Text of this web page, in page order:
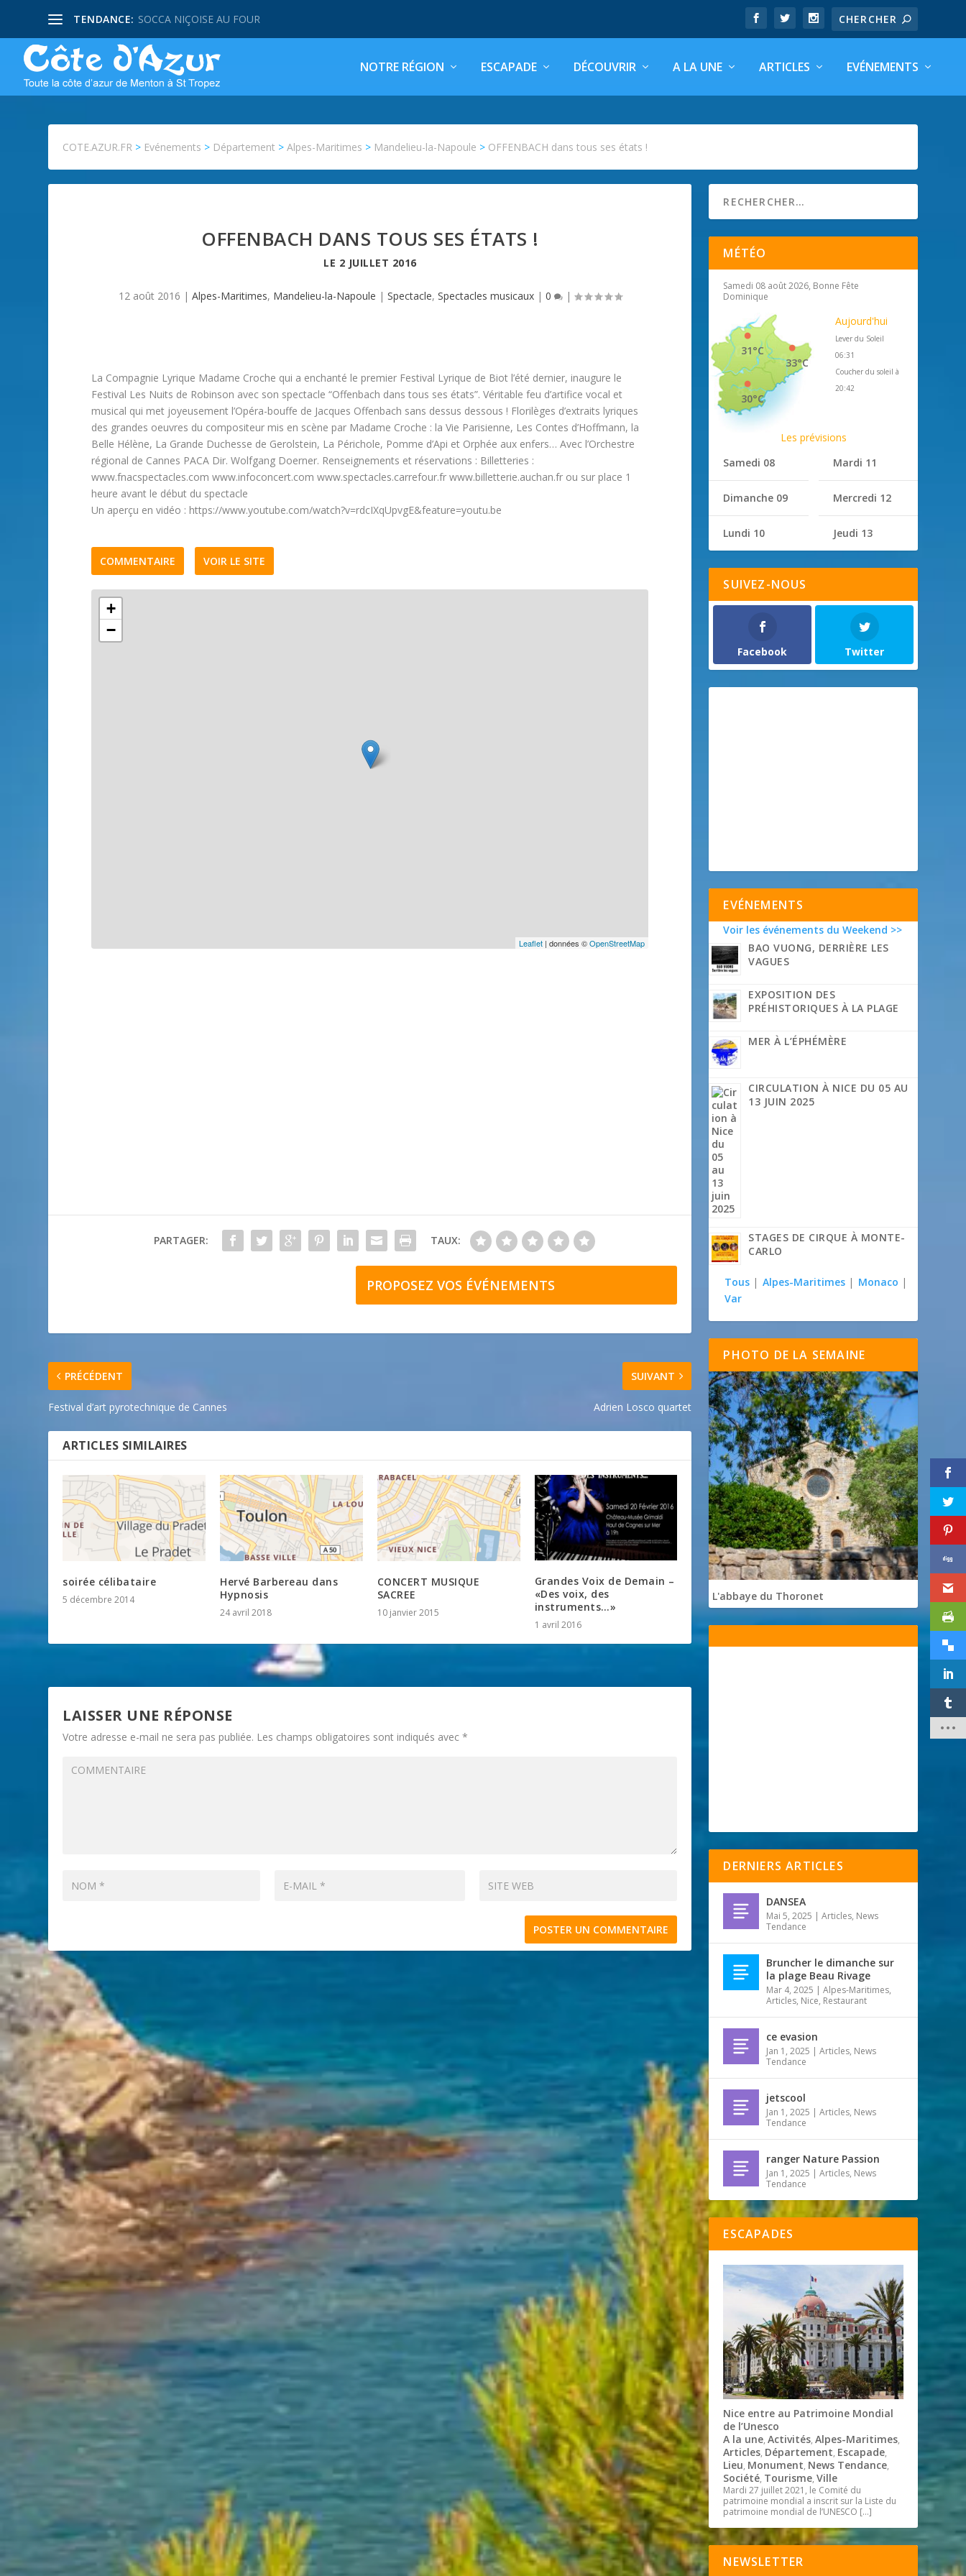
TENDANCE: SOCCA NIÇOISE AU FOUR
NOTRE RÉGION ESCAPADE DÉCOUVRIR A LA UNE ARTICLES EVÉNEMENTS
COTE.AZUR.FR > Evénements > Département >Alpes-Maritimes > Mandelieu-la-Napoule > OFFENBACH dans tous ses états !
OFFENBACH DANS TOUS SES ÉTATS !
LE 2 JUILLET 2016
12 août 2016 | Alpes-Maritimes, Mandelieu-la-Napoule | Spectacle, Spectacles musicaux| 0 |
La Compagnie Lyrique Madame Croche qui a enchanté le premier Festival Lyrique de Biot l’été dernier, inaugure le
Festival Les Nuits de Robinson avec son spectacle “Offenbach dans tous ses états”. Véritable feu d’artifice vocal et
musical qui met joyeusement l’Opéra-bouffe de Jacques Offenbach sans dessus dessous ! Florilèges d’extraits lyriques
des grandes oeuvres du compositeur mis en scène par Madame Croche : la Vie Parisienne, Les Contes d’Hoffmann, la
Belle Hélène, La Grande Duchesse de Gerolstein, La Périchole, Pomme d’Api et Orphée aux enfers… Avec l’Orchestre
régional de Cannes PACA Dir. Wolfgang Doerner. Renseignements et réservations : Billetteries :
www.fnacspectacles.com www.infoconcert.com www.spectacles.carrefour.fr www.billetterie.auchan.fr ou sur place 1
heure avant le début du spectacle
Un aperçu en vidéo : https://www.youtube.com/watch?v=rdcIXqUpvgE&feature=youtu.be
COMMENTAIRE VOIR LE SITE
+
−
Leaflet | données ©OpenStreetMap
PARTAGER: TAUX:
PROPOSEZ VOS ÉVÉNEMENTS
PRÉCÉDENT
Festival d’art pyrotechnique de Cannes
SUIVANT
Adrien Losco quartet
ARTICLES SIMILAIRES
soirée célibataire
5 décembre 2014
Hervé Barbereau dans
Hypnosis
24 avril 2018
CONCERT MUSIQUE
SACREE
10 janvier 2015
Grandes Voix de Demain –
«Des voix, des
instruments…»
1 avril 2016
LAISSER UNE RÉPONSE
Votre adresse e-mail ne sera pas publiée. Les champs obligatoires sont indiqués avec*
MÉTÉO
Samedi 08 août 2026, Bonne Fête
Dominique
33°C
31°C
30°C
Aujourd'hui
Lever du Soleil
06:31
Coucher du soleil à
20:42
Les prévisions
Samedi 08
Dimanche 09
Lundi 10
Mardi 11
Mercredi 12
Jeudi 13
SUIVEZ-NOUS
Facebook Twitter
EVÉNEMENTS
Voir les événements du Weekend >>
BAO VUONG, DERRIÈRE LES
VAGUES
EXPOSITION DES
PRÉHISTORIQUES À LA PLAGE
MER À L’ÉPHÉMÈRE
CIRCULATION À NICE DU 05 AU
13 JUIN 2025
STAGES DE CIRQUE À MONTE-
CARLO
Tous | Alpes-Maritimes | Monaco |
Var
PHOTO DE LA SEMAINE
L'abbaye du Thoronet
DERNIERS ARTICLES
DANSEA
Mai 5, 2025 |Articles, News
Tendance
Bruncher le dimanche sur
la plage Beau Rivage
Mar 4, 2025 |Alpes-Maritimes,
Articles, Nice, Restaurant
ce evasion
Jan 1, 2025 |Articles, News
Tendance
jetscool
Jan 1, 2025 |Articles, News
Tendance
ranger Nature Passion
Jan 1, 2025 |Articles, News
Tendance
ESCAPADES
Nice entre au Patrimoine Mondial
de l’Unesco
A la une,Activités,Alpes-Maritimes,
Articles, Département, Escapade,
Lieu, Monument, News Tendance,
Société, Tourisme,Ville
Mardi 27 juillet 2021, le Comité du
patrimoine mondial a inscrit sur la Liste du
patrimoine mondial de l’UNESCO […]
NEWSLETTER